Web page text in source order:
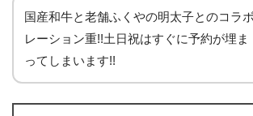
国産和牛と老舗ふくやの明太子とのコラボ
レーション重!!土日祝はすぐに予約が埋ま
ってしまいます!!